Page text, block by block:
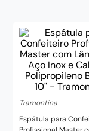
Tramontina
Espátula para
10º chaira